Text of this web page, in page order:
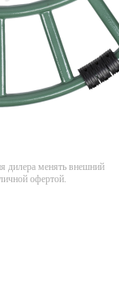
дилера менять внешний
офертой.